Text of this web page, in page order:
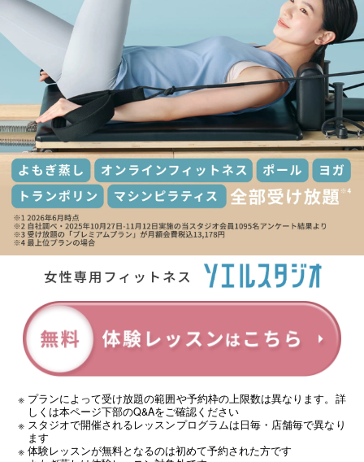
プランによって受け放題の範囲や予約枠の上限数は異なります。詳
しくは本ページ下部のQ&Aをご確認ください
スタジオで開催されるレッスンプログラムは日毎・店舗毎で異なり
ます
体験レッスンが無料となるのは初めて予約された方です